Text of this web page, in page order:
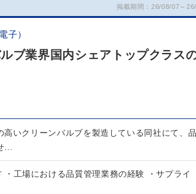
掲載期間：26/08/07～
子）
ブ業界国内シェアトップクラス
いクリーンバルブを製造している同社にて、
…
工場における品質管理業務の経験 ・サプライ